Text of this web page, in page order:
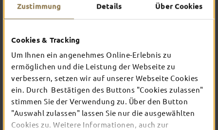
Zustimmung Details Über Cookies
Cookies & Tracking
Um Ihnen ein angenehmes Online-Erlebnis zu
ermöglichen und die Leistung der Webseite zu
verbessern, setzen wir auf unserer Webseite Cookies
ein. Durch Bestätigen des Buttons "Cookies zulassen"
stimmen Sie der Verwendung zu. Über den Button
"Auswahl zulassen" lassen Sie nur die ausgewählten
Cookies zu. Weitere Informationen, auch zur
Das erlebst du nur in Fulda
TOP-EVENTS
In Fulda ist irgendwo immer etwas los: Ob
Konzert, Musical, Erlebnis-Stadtführung oder
Theater – entdecke hier aktuelle Veranstaltungen
und Highlights in und um Fulda.